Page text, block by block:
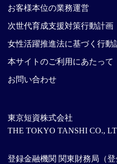
東京短資株式会社
THE TOKYO TANSHI CO.,
登録金融機関 関東財務局（登
お客様本位の業務運営
次世代育成支援対策行動計画
女性活躍推進法に基づく行動
本サイトのご利用にあたって
お問い合わせ